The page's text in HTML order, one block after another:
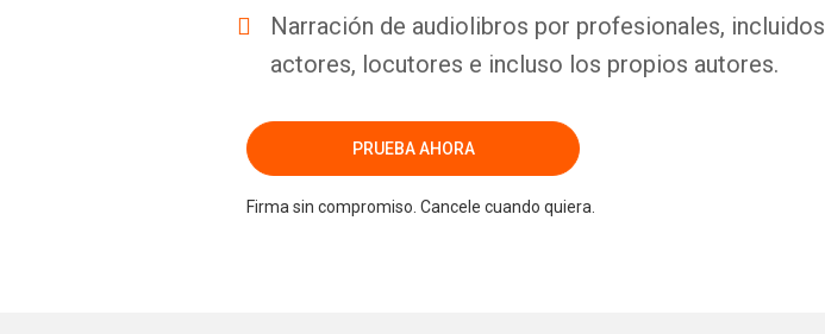
Narración de audiolibros por profesionales, incluidos
actores, locutores e incluso los propios autores.
PRUEBA AHORA
Firma sin compromiso. Cancele cuando quiera.